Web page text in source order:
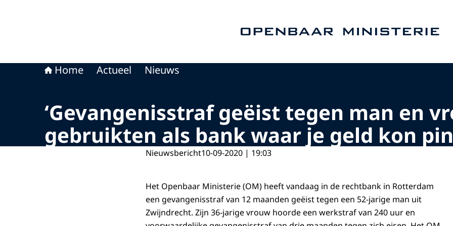
Home Actueel Nieuws
‘Gevangenisstraf geëist tegen man en
gebruikten als bank waar je geld kon
Nieuwsbericht10-09-2020 | 19:03
Het Openbaar Ministerie (OM) heeft vandaag in de rechtbank in Rotterdam
een gevangenisstraf van 12 maanden geëist tegen een 52-jarige man uit
Zwijndrecht. Zijn 36-jarige vrouw hoorde een werkstraf van 240 uur en